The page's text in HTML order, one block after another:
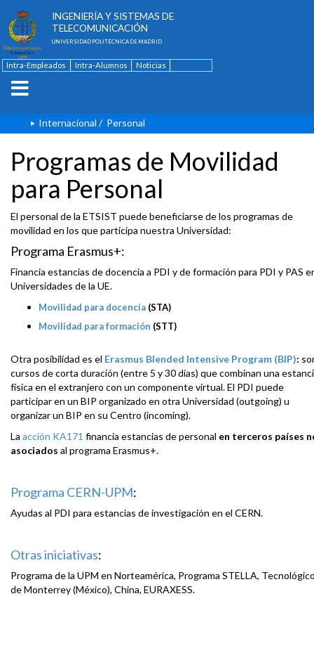
INGENIERÍA Y SISTEMAS DE
TELECOMUNICACIÓN
UNIVERSIDAD POLITÉCNICA DE MADRID
Intra-Empleados Intra-Alumnos
Noticias
Internacional / Personal
Programas de Movilidad
para Personal
El personal de la ETSIST puede beneficiarse de los programas de
movilidad en los que participa nuestra Universidad:
Programa Erasmus+:
Financia estancias de docencia a PDI y de formación para PDI y PAS
Universidades de la UE.
Movilidad para docencia (STA)
Movilidad para formación (STT)
Otra posibilidad es el Erasmus Blended Intensive Program (BIP):
cursos de corta duración (entre 5 y 30 días) que combinan una
física en el extranjero con un componente virtual. El PDI puede
participar en un BIP organizado en otra Universidad (outgoing) u
organizar un BIP en su Centro (incoming).
La acción KA171 financia estancias de personal en terceros países
asociados al programa Erasmus+.
Programa CERN-UPM:
Ayudas al PDI para estancias de investigación en el CERN.
Otras iniciativas:
Programa de la UPM en Norteamérica, Programa STELLA,
de Monterrey (México), China, EURAXESS.